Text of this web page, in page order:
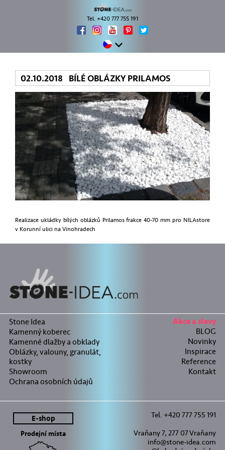
Tel. +420 777 755 191
02.10.2018 BÍLÉ OBLÁZKY PRILAMOS
Realizace ukládky bílých oblázků Prilamos frakce 40-70 mm pro NILAstore
v Korunní ulici na Vinohradech
Stone Idea
Kamenný koberec
Kamenné dlažby a obklady
Oblázky, valouny, granulát,
kostky
Showroom
Ochrana osobních údajů
Akce a slevy
BLOG
Novinky
Inspirace
Reference
Kontakt
E-shop
Prodejní místa
Tel. +420 777 755 191
Vraňany 7, 277 07 Vraňany
info@stone-idea.com